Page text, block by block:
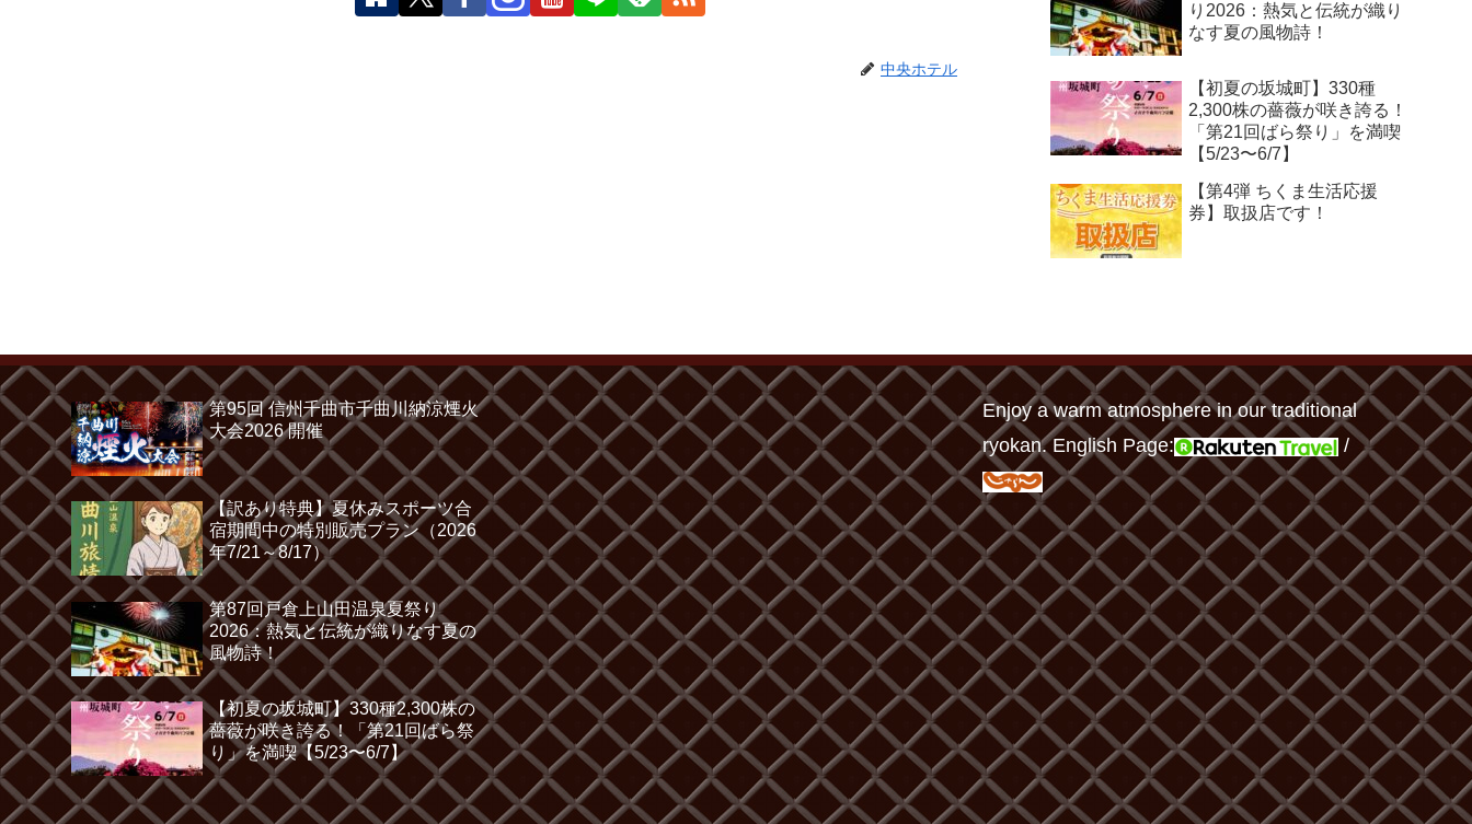
中央ホテル
り2026：熱気と伝統が織り
なす夏の風物詩！
【初夏の坂城町】330種
2,300株の薔薇が咲き誇る！
「第21回ばら祭り」を満喫
【5/23〜6/7】
【第4弾 ちくま生活応援
券】取扱店です！
第95回 信州千曲市千曲川納涼煙火
大会2026 開催
【訳あり特典】夏休みスポーツ合
宿期間中の特別販売プラン（2026
年7/21～8/17）
第87回戸倉上山田温泉夏祭り
2026：熱気と伝統が織りなす夏の
風物詩！
【初夏の坂城町】330種2,300株の
薔薇が咲き誇る！「第21回ばら祭
り」を満喫【5/23〜6/7】
Enjoy a warm atmosphere in our traditional
ryokan. English Page:
/